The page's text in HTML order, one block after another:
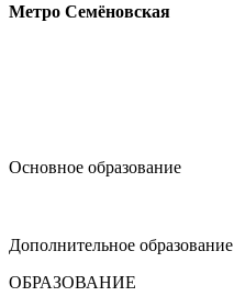
Метро Семёновская
Основное образование
Дополнительное образование
ОБРАЗОВАНИЕ